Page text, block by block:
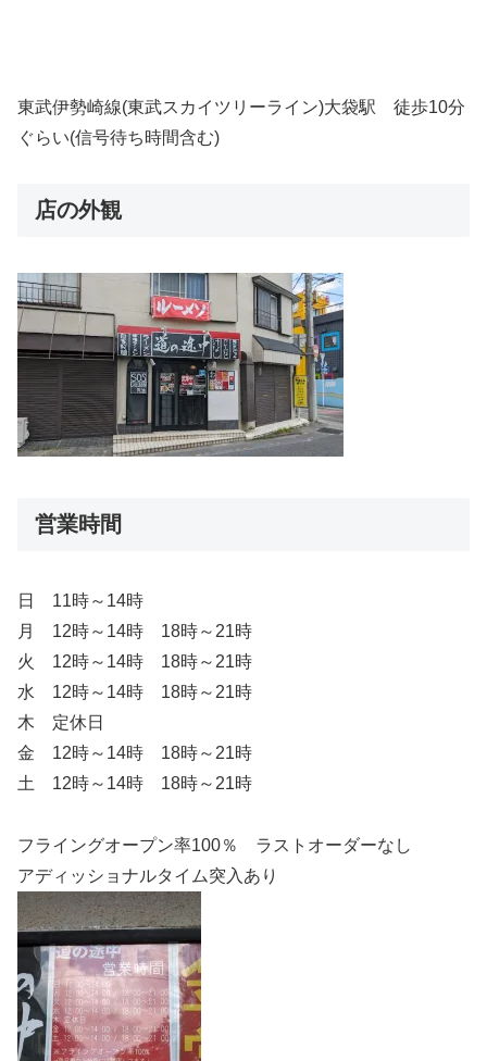
東武伊勢崎線(東武スカイツリーライン)大袋駅 徒歩10分
ぐらい(信号待ち時間含む)
店の外観
営業時間
日 11時～14時
月 12時～14時 18時～21時
火 12時～14時 18時～21時
水 12時～14時 18時～21時
木 定休日
金 12時～14時 18時～21時
土 12時～14時 18時～21時
フライングオープン率100％ ラストオーダーなし
アディッショナルタイム突入あり